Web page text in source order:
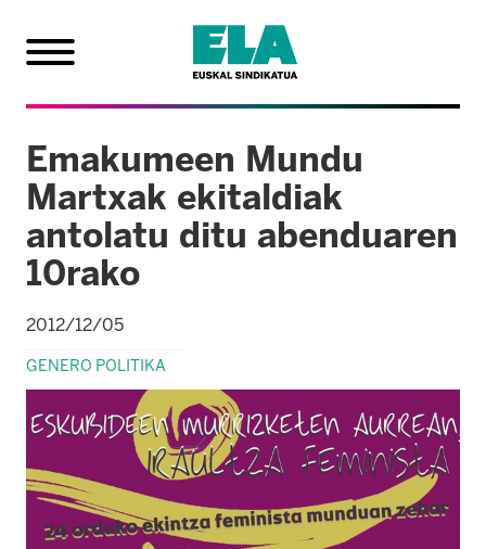
Emakumeen Mundu
Martxak ekitaldiak
antolatu ditu abenduaren
10rako
2012/12/05
GENERO POLITIKA